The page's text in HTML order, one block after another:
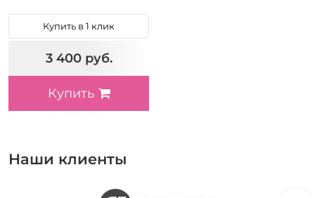
Купить в 1 клик
3 400 руб.
Купить
Наши клиенты